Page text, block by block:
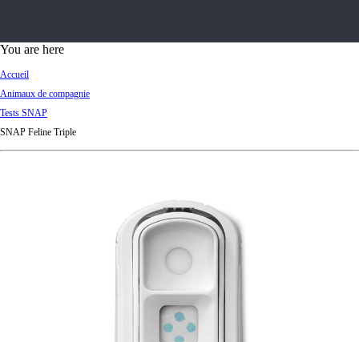
d
You are here
Accueil
Animaux de compagnie
Tests SNAP
SNAP Feline Triple